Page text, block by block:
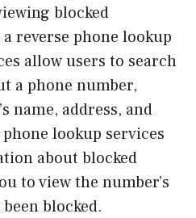
blocked
reverse phone lookup
allow users to search
a phone number,
name, address, and
lookup services
about blocked
to view the number’s
blocked.